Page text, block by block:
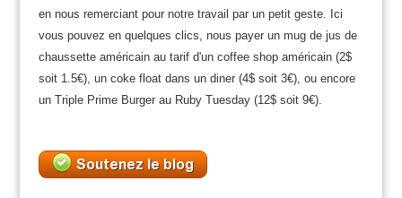
en nous remerciant pour notre travail par un petit geste. Ici
vous pouvez en quelques clics, nous payer un mug de jus de
chaussette américain au tarif d'un coffee shop américain (2$
soit 1.5€), un coke float dans un diner (4$ soit 3€), ou encore
un Triple Prime Burger au Ruby Tuesday (12$ soit 9€).